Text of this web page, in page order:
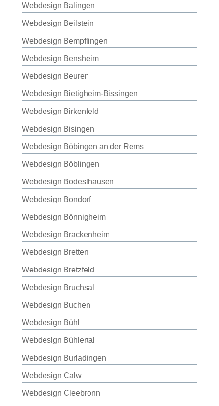
Webdesign Balingen
Webdesign Beilstein
Webdesign Bempflingen
Webdesign Bensheim
Webdesign Beuren
Webdesign Bietigheim-Bissingen
Webdesign Birkenfeld
Webdesign Bisingen
Webdesign Böbingen an der Rems
Webdesign Böblingen
Webdesign Bodeslhausen
Webdesign Bondorf
Webdesign Bönnigheim
Webdesign Brackenheim
Webdesign Bretten
Webdesign Bretzfeld
Webdesign Bruchsal
Webdesign Buchen
Webdesign Bühl
Webdesign Bühlertal
Webdesign Burladingen
Webdesign Calw
Webdesign Cleebronn